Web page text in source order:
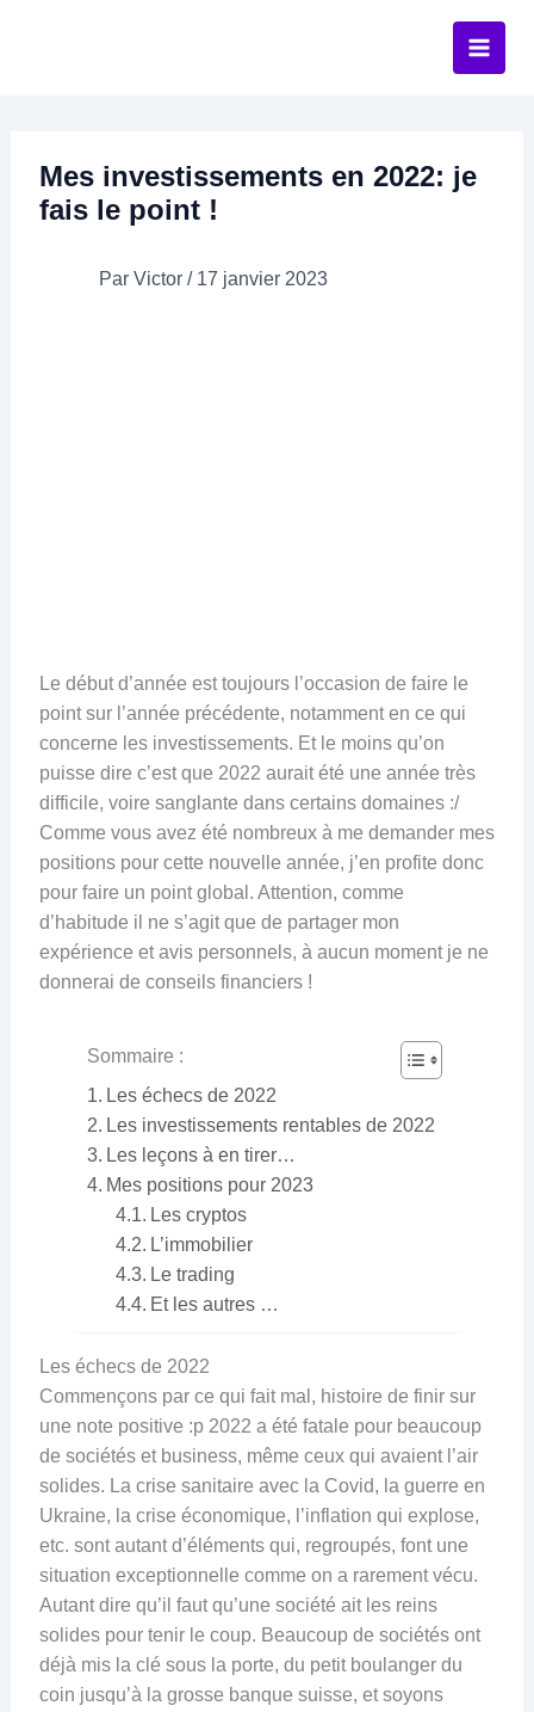
Mes investissements en 2022: je
fais le point !
Par Victor / 17 janvier 2023
Le début d’année est toujours l’occasion de faire le
point sur l’année précédente, notamment en ce qui
concerne les investissements. Et le moins qu’on
puisse dire c’est que 2022 aurait été une année très
difficile, voire sanglante dans certains domaines :/
Comme vous avez été nombreux à me demander mes
positions pour cette nouvelle année, j’en profite donc
pour faire un point global. Attention, comme
d’habitude il ne s’agit que de partager mon
expérience et avis personnels, à aucun moment je ne
donnerai de conseils financiers !
Sommaire :
Les échecs de 2022
Les investissements rentables de 2022
Les leçons à en tirer…
Mes positions pour 2023
Les cryptos
L’immobilier
Le trading
Et les autres …
Les échecs de 2022
Commençons par ce qui fait mal, histoire de finir sur
une note positive :p 2022 a été fatale pour beaucoup
de sociétés et business, même ceux qui avaient l’air
solides. La crise sanitaire avec la Covid, la guerre en
Ukraine, la crise économique, l’inflation qui explose,
etc. sont autant d’éléments qui, regroupés, font une
situation exceptionnelle comme on a rarement vécu.
Autant dire qu’il faut qu’une société ait les reins
solides pour tenir le coup. Beaucoup de sociétés ont
déjà mis la clé sous la porte, du petit boulanger du
coin jusqu’à la grosse banque suisse, et soyons